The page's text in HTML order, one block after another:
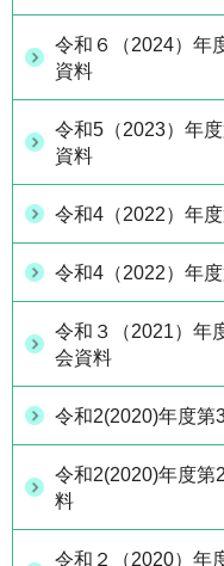
令和６（2024）年
資料
令和5（2023）年
資料
令和4（2022）年
令和4（2022）年
令和３（2021）年
会資料
令和2(2020)年度第
令和2(2020)年度第
料
令和２（2020）年